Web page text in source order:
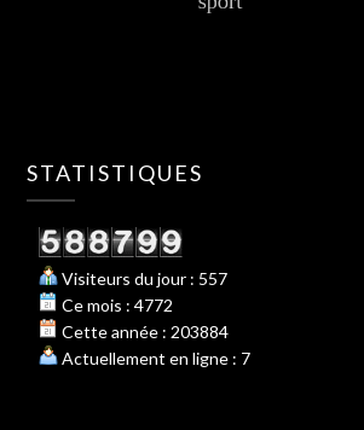
STATISTIQUES
Visiteurs du jour : 557
Ce mois : 4772
Cette année : 203884
Actuellement en ligne : 7